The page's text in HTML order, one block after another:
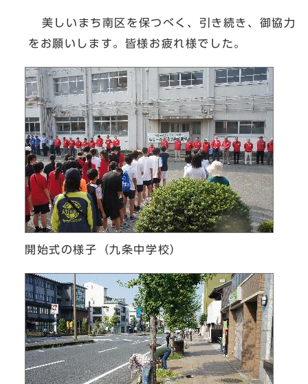
美しいまち南区を保つべく、引き続き、御協力
をお願いします。皆様お疲れ様でした。
開始式の様子（九条中学校）